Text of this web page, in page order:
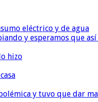
eléctrico y de agua
y esperamos que
hizo
y tuvo que dar